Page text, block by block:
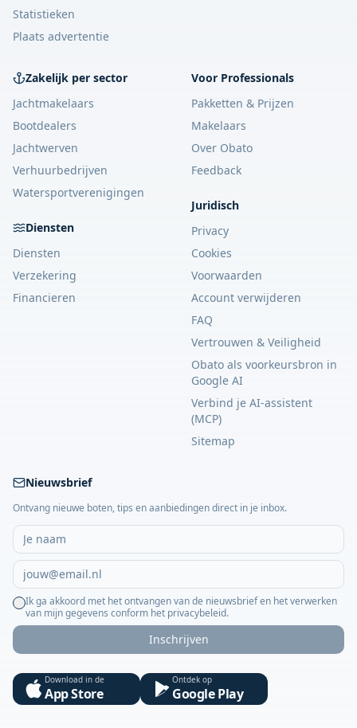
Statistieken
Plaats advertentie
Zakelijk per sector
Jachtmakelaars
Bootdealers
Jachtwerven
Verhuurbedrijven
Watersportverenigingen
Diensten
Diensten
Verzekering
Financieren
Voor Professionals
Pakketten & Prijzen
Makelaars
Over Obato
Feedback
Juridisch
Privacy
Cookies
Voorwaarden
Account verwijderen
FAQ
Vertrouwen & Veiligheid
Obato als voorkeursbron in
Google AI
Verbind je AI-assistent
(MCP)
Sitemap
Nieuwsbrief
Ontvang nieuwe boten, tips en aanbiedingen direct in je inbox.
Ik ga akkoord met het ontvangen van de nieuwsbrief en het verwerken
van mijn gegevens conform het privacybeleid.
Inschrijven
Download in de
App Store
Ontdek op
Google Play